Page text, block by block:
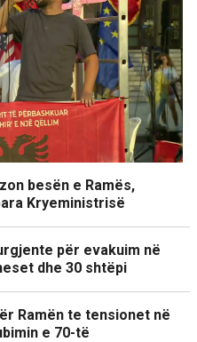
besën e Ramës,
Kryeministrisë
për evakuim në
dhe 30 shtëpi
Ramën te tensionet në
e 70-të